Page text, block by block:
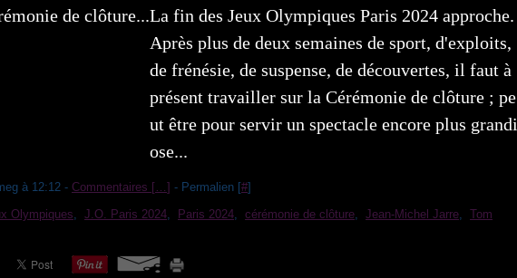
La fin des Jeux Olympiques Paris 2024 approche.
Après plus de deux semaines de sport, d'exploits,
de frénésie, de suspense, de découvertes, il faut à
présent travailler sur la Cérémonie de clôture ; pe
ut être pour servir un spectacle encore plus grandi
ose...
à 12:12 - Commentaires […] - Permalien [#]
Olympiques, J.O. Paris 2024, Paris 2024, cérémonie de clôture, Jean-Michel Jarre, Tom